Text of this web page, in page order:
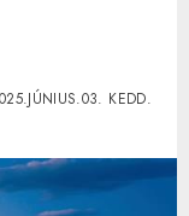
KEDD.